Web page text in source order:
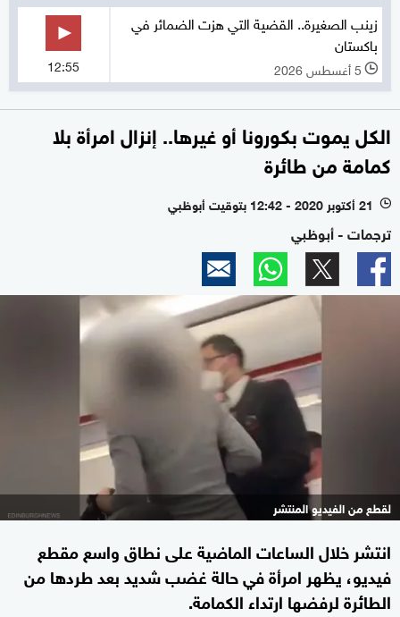
زينب الصغيرة.. القضية التي هزت الضمائر في
باكستان
l 5 أغسطس 2026 12:55
الكل يموت بكورونا أو غيرها.. إنزال امرأة بلا
كمامة من طائرة
l 21 أكتوبر 2020 - 12:42 بتوقيت أبوظبي
ترجمات - أبوظبي
لقطع من الفيديو المنتشر
انتشر خلال الساعات الماضية على نطاق واسع مقطع
فيديو، يظهر امرأة في حالة غضب شديد بعد طردها من
الطائرة لرفضها ارتداء الكمامة.